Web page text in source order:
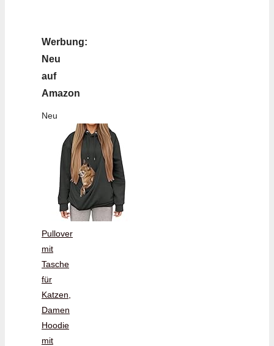
Werbung:
Neu
auf
Amazon
Neu
Pullover
mit
Tasche
für
Katzen,
Damen
Hoodie
mit